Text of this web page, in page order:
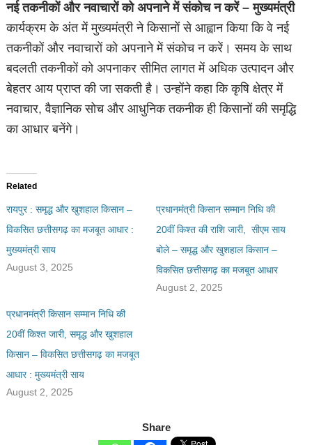
नई तकनीकों और नवाचारों को अपनाने में संकोच न करें – मुख्यमंत्री
कार्यक्रम के अंत में मुख्यमंत्री ने किसानों से आह्वान किया कि वे नई
तकनीकों और नवाचारों को अपनाने में संकोच न करें। समय के साथ
बदलती तकनीकों को अपनाकर सीमित लागत में अधिक उत्पादन और
बेहतर आय प्राप्त की जा सकती है। उन्होंने कहा कि कृषि क्षेत्र में
नवाचार, वैज्ञानिक सोच और आधुनिक तकनीक ही किसानों की समृद्धि
का आधार बनेंगे।
Related
रायपुर : समृद्ध और खुशहाल किसान –
विकसित छत्तीसगढ़ का मजबूत आधार :
मुख्यमंत्री साय
August 3, 2025
प्रधानमंत्री किसान सम्मान निधि की
20वीं किश्त की राशि जारी, सीएम साय
बोले – समृद्ध और खुशहाल किसान –
विकसित छत्तीसगढ़ का मजबूत आधार
August 2, 2025
प्रधानमंत्री किसान सम्मान निधि की
20वीं किश्त जारी, समृद्ध और खुशहाल
किसान – विकसित छत्तीसगढ़ का मजबूत
आधार : मुख्यमंत्री साय
August 2, 2025
Share